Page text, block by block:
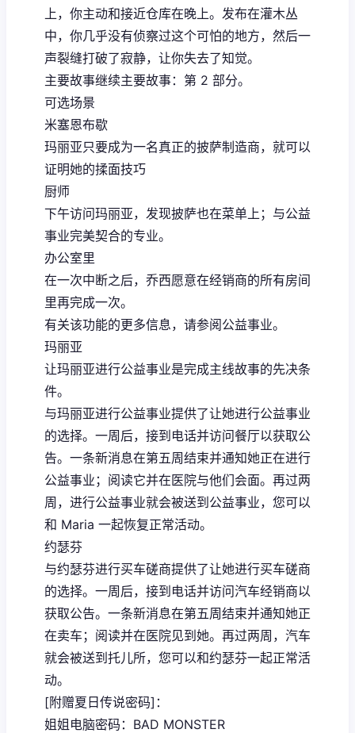
上，你主动和接近仓库在晚上。发布在灌木丛
中，你几乎没有侦察过这个可怕的地方，然后一
声裂缝打破了寂静，让你失去了知觉。
主要故事继续主要故事：第 2 部分。
可选场景
米塞恩布歇
玛丽亚只要成为一名真正的披萨制造商，就可以
证明她的揉面技巧
厨师
下午访问玛丽亚，发现披萨也在菜单上；与公益
事业完美契合的专业。
办公室里
在一次中断之后，乔西愿意在经销商的所有房间
里再完成一次。
有关该功能的更多信息，请参阅公益事业。
玛丽亚
让玛丽亚进行公益事业是完成主线故事的先决条
件。
与玛丽亚进行公益事业提供了让她进行公益事业
的选择。一周后，接到电话并访问餐厅以获取公
告。一条新消息在第五周结束并通知她正在进行
公益事业；阅读它并在医院与他们会面。再过两
周，进行公益事业就会被送到公益事业，您可以
和 Maria 一起恢复正常活动。
约瑟芬
与约瑟芬进行买车磋商提供了让她进行买车磋商
的选择。一周后，接到电话并访问汽车经销商以
获取公告。一条新消息在第五周结束并通知她正
在卖车；阅读并在医院见到她。再过两周，汽车
就会被送到托儿所，您可以和约瑟芬一起正常活
动。
[附赠夏日传说密码]：
姐姐电脑密码：BAD MONSTER